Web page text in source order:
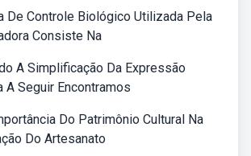
De Controle Biológico Utilizada Pela
Consiste Na
A Simplificação Da Expressão
A Seguir Encontramos
Do Patrimônio Cultural Na
Do Artesanato